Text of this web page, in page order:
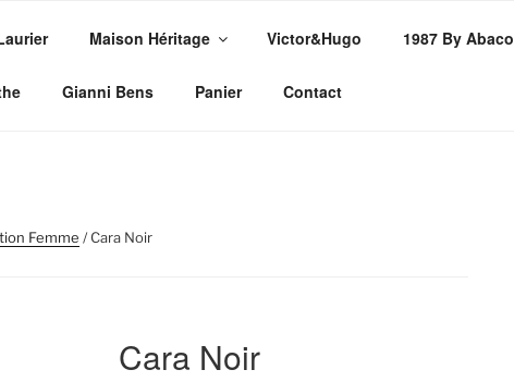
Maison Héritage Victor&Hugo 1987 By Abaco
Gianni Bens Panier Contact
Femme / Cara Noir
Cara Noir